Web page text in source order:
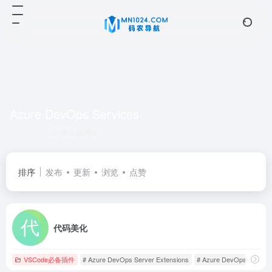
排序 发布 更新 浏览 点赞
代码美化
VSCode必备插件 # Azure DevOps Server Extensions # Azure DevOps